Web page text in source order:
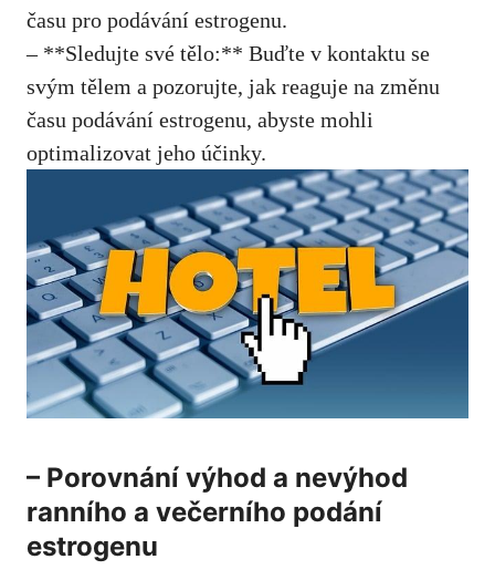
času pro podávání estrogenu.
– **Sledujte své tělo:** Buďte v kontaktu se
svým tělem a pozorujte, jak reaguje na změnu
času podávání estrogenu, abyste mohli
optimalizovat jeho účinky.
– Porovnání výhod a nevýhod
ranního a večerního podání
estrogenu